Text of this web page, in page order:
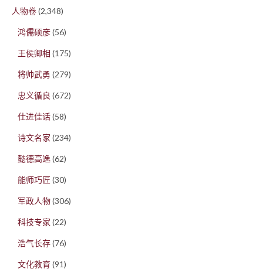
人物卷(2,348)
鸿儒硕彦(56)
王侯卿相 (175)
将帅武勇 (279)
忠义循良 (672)
仕进佳话(58)
诗文名家 (234)
懿德高逸(62)
能师巧匠 (30)
军政人物(306)
科技专家 (22)
浩气长存(76)
文化教育(91)